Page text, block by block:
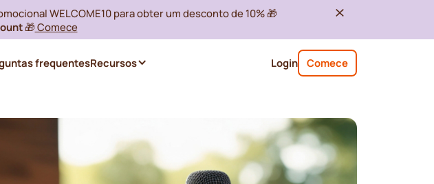
WELCOME10 para obter um desconto de 10% 🎁
🎁 Comece
Login Comece
frequentesRecursos